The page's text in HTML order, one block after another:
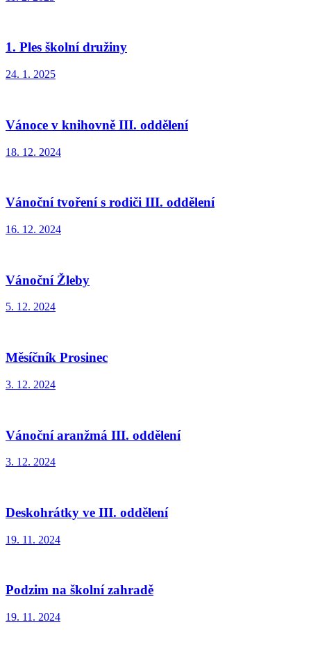
1. Ples školní družiny
24. 1. 2025
Vánoce v knihovně III. oddělení
18. 12. 2024
Vánoční tvoření s rodiči III. oddělení
16. 12. 2024
Vánoční Žleby
5. 12. 2024
Měsíčník Prosinec
3. 12. 2024
Vánoční aranžmá III. oddělení
3. 12. 2024
Deskohrátky ve III. oddělení
19. 11. 2024
Podzim na školní zahradě
19. 11. 2024